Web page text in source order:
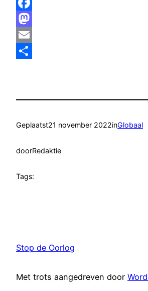
Facebook
Mastodon
Email
Geplaatst21 november 2022inGlobaal
doorRedaktie
Tags:
Stop de Oorlog
Met trots aangedreven door